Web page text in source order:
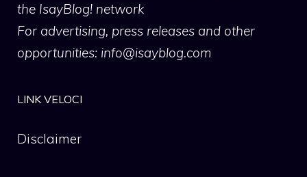
the IsayBlog! network
For advertising, press releases and other
opportunities: info@isayblog.com
LINK VELOCI
Disclaimer